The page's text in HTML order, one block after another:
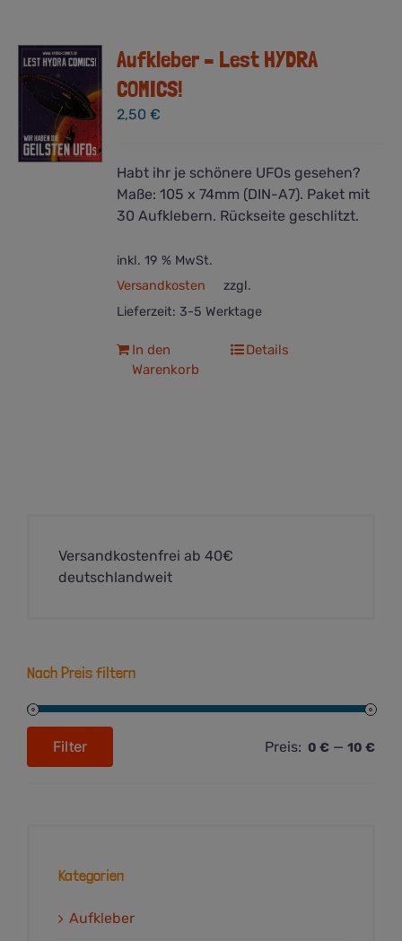
Aufkleber – Lest HYDRA
COMICS!
2,50€
Habt ihr je schönere UFOs gesehen?
Maße: 105 x 74mm (DIN-A7). Paket mit
30 Aufklebern. Rückseite geschlitzt.
inkl. 19 % MwSt.
zzgl.
Versandkosten
Lieferzeit: 3-5 Werktage
In den
Warenkorb
Details
Versandkostenfrei ab 40€
deutschlandweit
Nach Preis filtern
Max.
Filter Preis: 0 € — 10 €
Kategorien
Aufkleber